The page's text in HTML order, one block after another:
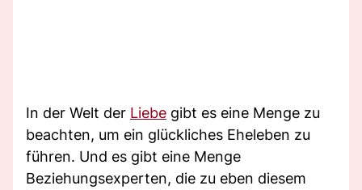
In der Welt der Liebe gibt es eine Menge zu
beachten, um ein glückliches Eheleben zu
führen. Und es gibt eine Menge
Beziehungsexperten, die zu eben diesem